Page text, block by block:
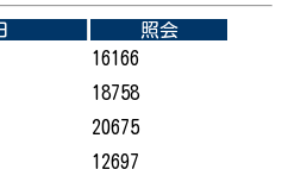
照会
16166
18758
20675
12697